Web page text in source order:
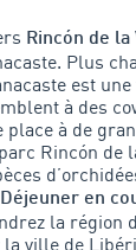
Rincón de la
Plus
est
à des
à de
Rincón de
Déjeuner en
la région
ville de